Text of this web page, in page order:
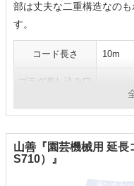
部は丈夫な二重構造なの
す。
コード長さ 10m
プラグ差し込み口
山善『園芸機械用 延長
S710）』